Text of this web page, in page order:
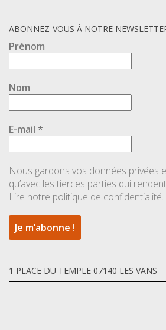
ABONNEZ-VOUS À NOTRE
Prénom
Nom
E-mail *
Nous gardons vos données privées
qu’avec les tierces parties qui
Lire notre politique de confidentialité.
1 PLACE DU TEMPLE 07140 LES VANS